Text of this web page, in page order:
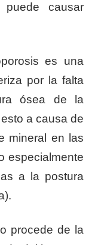
causar
es una
por la falta
ósea de la
a causa de
mineral en las
especialmente
a la postura
procede de la